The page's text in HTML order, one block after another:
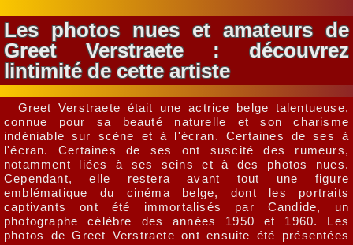
Les photos nues et amateurs de
Greet Verstraete : découvrez
lintimité de cette artiste
Greet Verstraete était une actrice belge talentueuse,
connue pour sa beauté naturelle et son charisme
indéniable sur scène et à l'écran. Certaines de ses à
l'écran. Certaines de ses ont suscité des rumeurs,
notamment liées à ses seins et à des photos nues.
Cependant, elle restera avant tout une figure
emblématique du cinéma belge, dont les portraits
captivants ont été immortalisés par Candide, un
photographe célèbre des années 1950 et 1960. Les
photos de Greet Verstraete ont ensuite été présentées